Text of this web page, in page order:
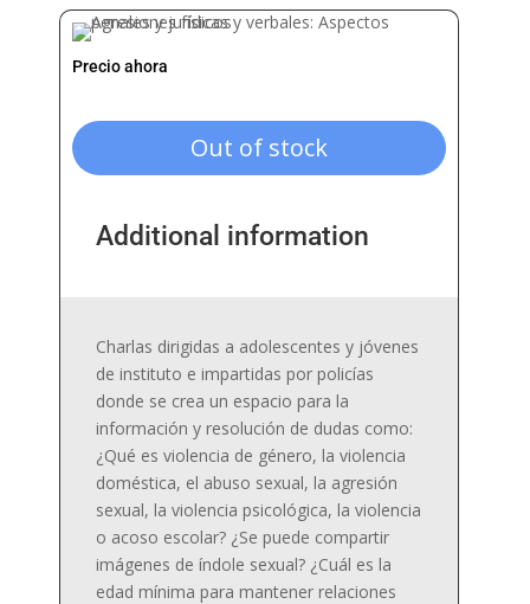
Precio ahora
Out of stock
Additional information
Charlas dirigidas a adolescentes y jóvenes
de instituto e impartidas por policías
donde se crea un espacio para la
información y resolución de dudas como:
¿Qué es violencia de género, la violencia
doméstica, el abuso sexual, la agresión
sexual, la violencia psicológica, la violencia
o acoso escolar? ¿Se puede compartir
imágenes de índole sexual? ¿Cuál es la
edad mínima para mantener relaciones